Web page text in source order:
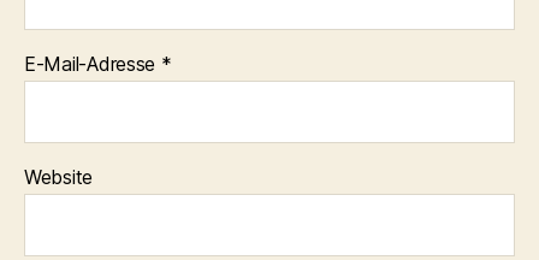
E-Mail-Adresse *
Website